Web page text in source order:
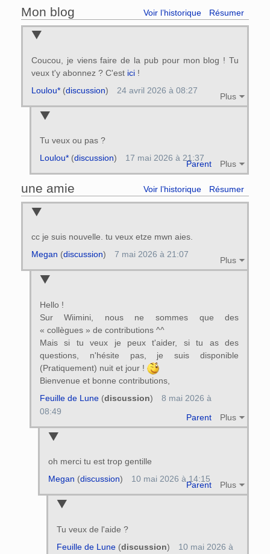
Mon blog Voir l’historique Résumer
Coucou, je viens faire de la pub pour mon blog ! Tu
veux t'y abonnez ? C'est ici!
Plus
Loulou*(discussion) 24 avril 2026 à 08:27
Tu veux ou pas ?
Parent Plus
Loulou*(discussion) 17 mai 2026 à 21:37
une amie Voir l’historique Résumer
cc je suis nouvelle. tu veux etze mwn aies.
Plus
Megan (discussion) 7 mai 2026 à 21:07
Hello !
Sur Wiimini, nous ne sommes que des
« collègues » de contributions ^^
Mais si tu veux je peux t'aider, si tu as des
questions, n'hésite pas, je suis disponible
(Pratiquement) nuit et jour !
Bienvenue et bonne contributions,
Parent Plus
Feuille de Lune(discussion)
8 mai 2026 à
08:49
oh merci tu est trop gentille
Parent Plus
Megan (discussion) 10 mai 2026 à 14:15
Tu veux de l'aide ?
Feuille de Lune(discussion)
10 mai 2026 à